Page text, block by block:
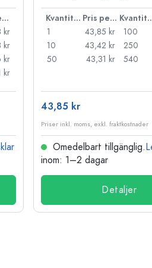
Pris per styck
kr
kr
kr
kr
Kvantitet Pris per styck
1
43,85 kr
10
43,42 kr
50
43,31 kr
100
250
540
43,85 kr
Priser inkl. moms, exkl. fraktkostnader
Omedelbart tillgänglig.
inom: 1–2 dagar
Detaljer